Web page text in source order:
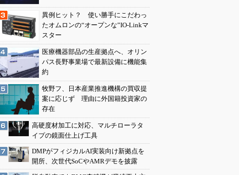
異例ヒット？ 使い勝手にこだわっ
たオムロンの“オープンな”IO-Linkマ
スター
医療機器部品の生産拠点へ、オリン
パス長野事業場で最新設備に機能集
約
牧野フ、日本産業推進機構の買収提
案に応じず 理由に外国籍投資家の
存在
高硬度材加工に対応、マルチローラタ
イプの鏡面仕上げ工具
DMPがフィジカルAI実装向け新拠点を
開所、次世代SoCやAMRデモを披露